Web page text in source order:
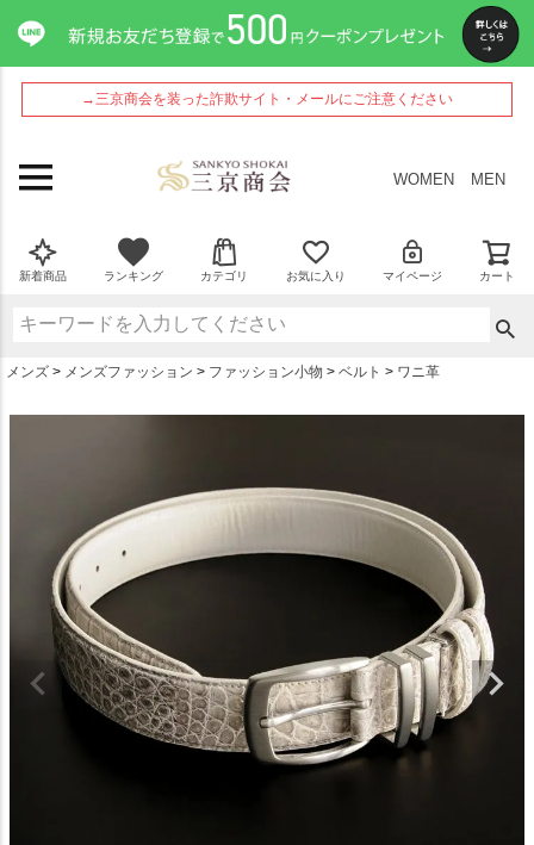
→三京商会を装った詐欺サイト・メールにご注意ください
WOMEN MEN
新着商品 ランキング カテゴリ お気に入り マイページ カート
メンズ メンズファッション ファッション小物 ベルト ワニ革
ペー
ジト
ップ
へ